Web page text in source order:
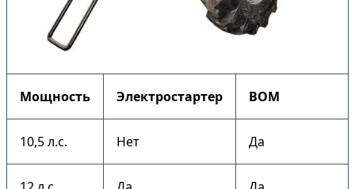
Мощность Электростартер ВОМ
10,5 л.с. Нет Да